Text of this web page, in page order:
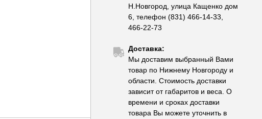
Н.Новгород, улица Кащенко дом
6, телефон (831) 466-14-33,
466-22-73
Доставка:
Мы доставим выбранный Вами
товар по Нижнему Новгороду и
области. Стоимость доставки
зависит от габаритов и веса. О
времени и сроках доставки
товара Вы можете уточнить в